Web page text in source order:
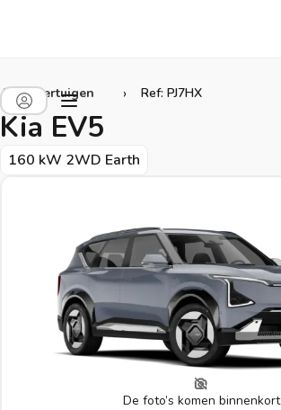
Alle voertuigen › Ref: PJ7HX
Kia EV5
160 kW 2WD Earth
De foto’s komen binnenkort